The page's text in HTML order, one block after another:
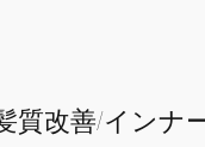
質改善/インナ